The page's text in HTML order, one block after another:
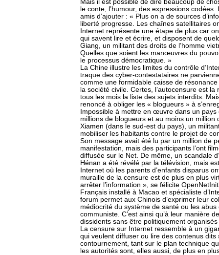
Mais il est possible de dire beaucoup de
le conte, l’humour, des expressions
amis d’ajouter : « Plus on a de sources
liberté progresse. Les chaînes satellitaires
Internet représente une étape de plus car
qui savent lire et écrire, et disposent de
Giang, un militant des droits de l’homme
Quelles que soient les manœuvres du
le processus démocratique. »
La Chine illustre les limites du contrôle
traque des cyber-contestataires ne
comme une formidable caisse de
la société civile. Certes, l’autocensure est
tous les mois la liste des sujets interdits.
renoncé à obliger les « blogueurs » à
Impossible à mettre en œuvre dans un
millions de blogueurs et au moins un
Xiamen (dans le sud-est du pays), un
mobiliser les habitants contre le projet de
Son message avait été lu par un million de
manifestation, mais des participants l’ont
diffusée sur le Net. De même, un scandale
Hénan a été révélé par la télévision, mais
Internet où les parents d’enfants disparus
muraille de la censure est de plus en plus
arrêter l’information », se félicite
Français installé à Macao et spécialiste
forum permet aux Chinois d’exprimer leur
médiocrité du système de santé ou les
communiste. C’est ainsi qu’à leur manière
dissidents sans être politiquement organisés
La censure sur Internet ressemble à un
qui veulent diffuser ou lire des contenus
contournement, tant sur le plan technique
les autorités sont, elles aussi, de plus en